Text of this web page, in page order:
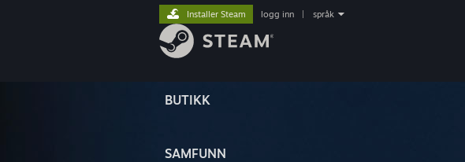
BUTIKK
SAMFUNN
Installer Steam logg inn språk